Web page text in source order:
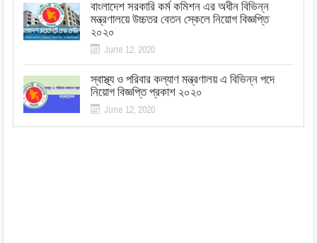
বাংলাদেশ সরকারি কর্ম কমিশন এর অধীন বিভিন্ন
মন্ত্রণালয়ে উচ্চতর বেতন স্কেলে নিয়োগ বিজ্ঞপ্তি
২০২০
June 12, 2020
স্বাস্থ্য ও পরিবার কল্যাণ মন্ত্রণালয় এ বিভিন্ন পদে
নিয়োগ বিজ্ঞপ্তি প্রকাশ ২০২০
June 12, 2020